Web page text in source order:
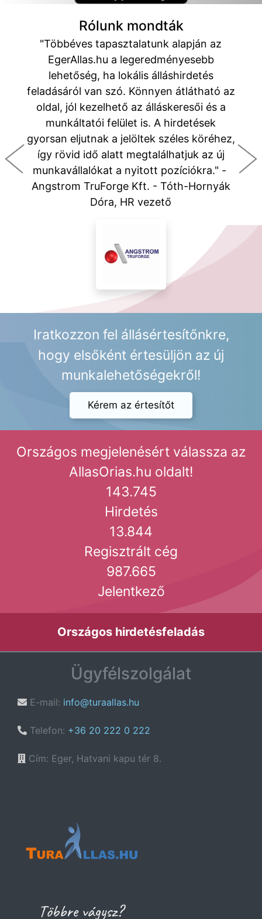
Rólunk mondták
"Többéves tapasztalatunk alapján az
EgerAllas.hu a legeredményesebb
lehetőség, ha lokális álláshirdetés
feladásáról van szó. Könnyen átlátható az
oldal, jól kezelhető az álláskeresői és a
munkáltatói felület is. A hirdetések
gyorsan eljutnak a jelöltek széles köréhez,
így rövid idő alatt megtalálhatjuk az új
munkavállalókat a nyitott pozíciókra." -
Angstrom TruForge Kft. - Tóth-Hornyák
Dóra, HR vezető
Iratkozzon fel állásértesítőnkre,
hogy elsőként értesüljön az új
munkalehetőségekről!
Kérem az értesítőt
Országos megjelenésért válassza az
AllasOrias.hu oldalt!
143.745
Hirdetés
13.844
Regisztrált cég
987.665
Jelentkező
Országos hirdetésfeladás
Ügyfélszolgálat
E-mail: info@turaallas.hu
Telefon: +36 20 222 0 222
Cím: Eger, Hatvani kapu tér 8.